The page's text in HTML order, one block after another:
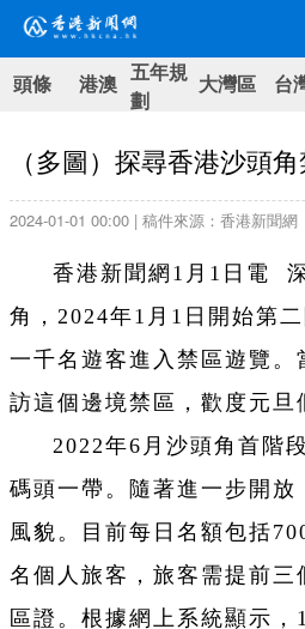
頭條 港澳 五年規
劃
大灣區 台
（多圖）探尋香港沙頭
2024-01-01 00:00 | 稿件來源：香港新聞網
香港新聞網1月1日電
角，2024年1月1日開始第
一千名遊客進入禁區遊覽。
訪這個邊境禁區，歡度元旦
2022年6月沙頭角首階
碼頭一帶。隨著進一步開放
風貌。目前每日名額包括
名個人旅客，旅客需提前三
區證。根據網上系統顯示，